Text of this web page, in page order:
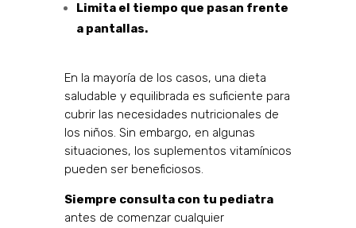
Limita el tiempo que pasan frente
a pantallas.
En la mayoría de los casos, una dieta
saludable y equilibrada es suficiente para
cubrir las necesidades nutricionales de
los niños. Sin embargo, en algunas
situaciones, los suplementos vitamínicos
pueden ser beneficiosos.
Siempre consulta con tu pediatra
antes de comenzar cualquier